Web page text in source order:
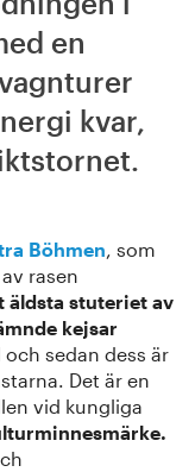
en
kvar,
Böhmen, som
rasen
äldsta stuteriet av
kejsar
sedan dess är
Det är en
vid kungliga